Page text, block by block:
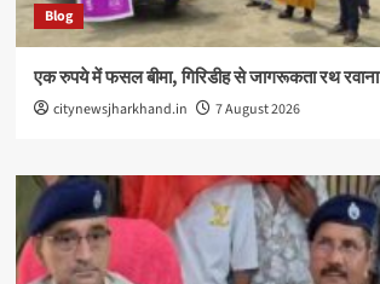
Blog
एक रुपये में फसल बीमा, गिरिडीह से जागरूकता रथ रवाना
citynewsjharkhand.in 7 August 2026